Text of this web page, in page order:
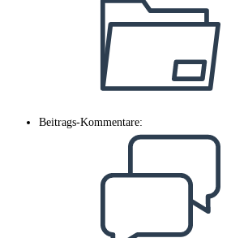
Beitrags-Kommentare: